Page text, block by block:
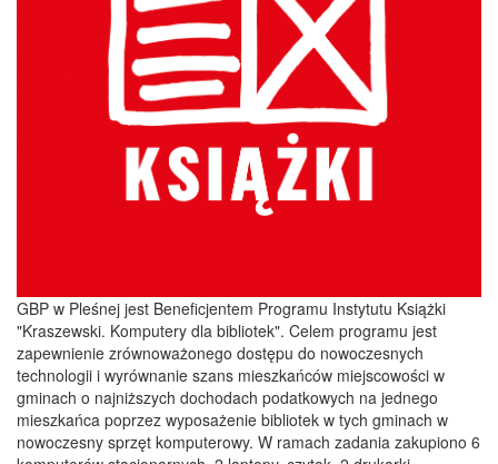
GBP w Pleśnej jest Beneficjentem Programu Instytutu Książki
"Kraszewski. Komputery dla bibliotek". Celem programu jest
zapewnienie zrównoważonego dostępu do nowoczesnych
technologii i wyrównanie szans mieszkańców miejscowości w
gminach o najniższych dochodach podatkowych na jednego
mieszkańca poprzez wyposażenie bibliotek w tych gminach w
nowoczesny sprzęt komputerowy. W ramach zadania zakupiono 6